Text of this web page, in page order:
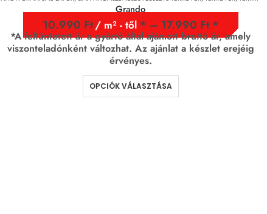
Grando
10.990 Ft/ m² - től – 17.990 Ft
*A feltüntetett ár a gyártó által ajánlott bruttó ár, amely
viszonteladónként változhat. Az ajánlat a készlet erejéig
érvényes.
OPCIÓK VÁLASZTÁSA